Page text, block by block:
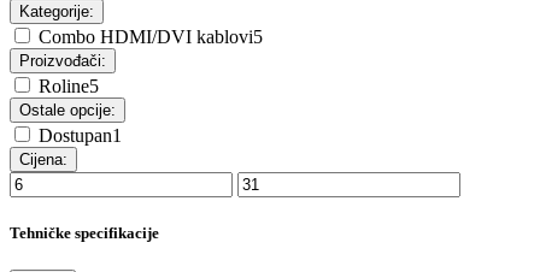
Kategorije:
Combo HDMI/DVI kablovi5
Proizvođači:
Roline5
Ostale opcije:
Dostupan1
Cijena:
Tehničke specifikacije